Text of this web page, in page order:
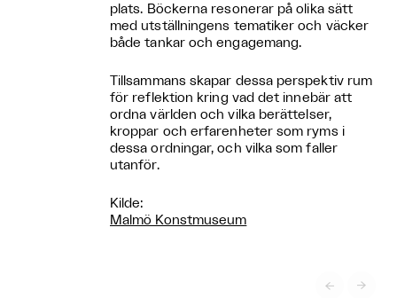
plats. Böckerna resonerar på olika sätt
med utställningens tematiker och väcker
både tankar och engagemang.
Tillsammans skapar dessa perspektiv rum
för reflektion kring vad det innebär att
ordna världen och vilka berättelser,
kroppar och erfarenheter som ryms i
dessa ordningar, och vilka som faller
utanför.
Kilde:
Malmö Konstmuseum
 